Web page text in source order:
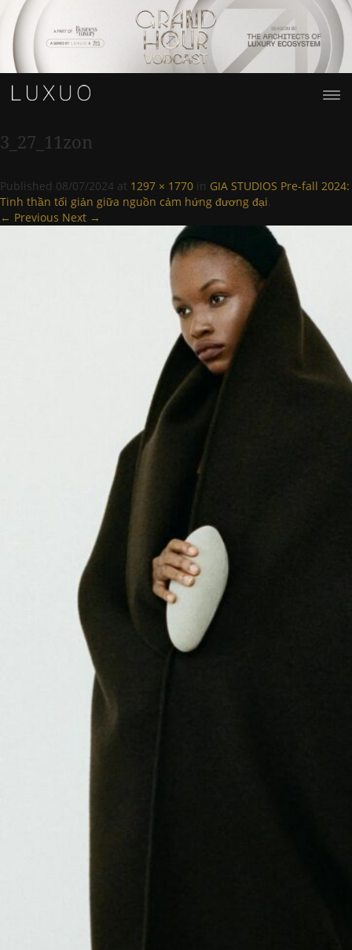
3_27_11zon
Published 08/07/2024 at 1297 × 1770 in GIA STUDIOS Pre-fall 2024:
Tinh thần tối giản giữa nguồn cảm hứng đương đại.
← Previous Next →